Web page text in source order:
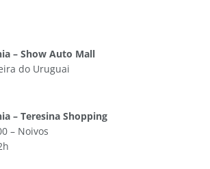
– Show Auto Mall
do Uruguai
– Teresina Shopping
– Noivos